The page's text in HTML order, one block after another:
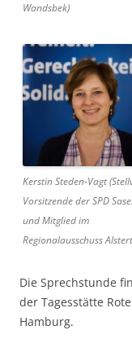
Wandsbek)
Kerstin Steden-Vagt
Vorsitzende der SPD
und Mitglied im
Regionalausschuss
Die Sprechstunde
der Tagesstätte
Hamburg.